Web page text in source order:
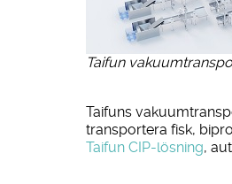
Taifun
Taifuns
transportera fisk,
Taifun CIP-lösning,